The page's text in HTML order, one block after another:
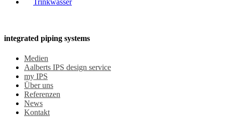
Trinkwasser
integrated piping systems
Medien
Aalberts IPS design service
my IPS
Über uns
Referenzen
News
Kontakt